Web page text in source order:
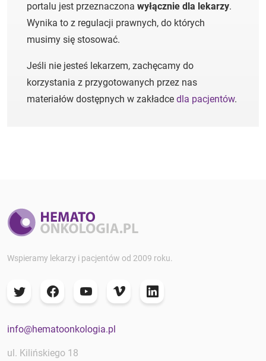
portalu jest przeznaczona wyłącznie dla lekarzy.
Wynika to z regulacji prawnych, do których
musimy się stosować.
Jeśli nie jesteś lekarzem, zachęcamy do
korzystania z przygotowanych przez nas
materiałów dostępnych w zakładce dla pacjentów.
Wspieramy lekarzy i pacjentów od 2009 roku.
info@hematoonkologia.pl
ul. Kilińskiego 18